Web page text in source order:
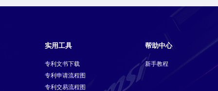
实用工具
专利文书下载
专利申请流程图
专利交易流程图
帮助中心
新手教程